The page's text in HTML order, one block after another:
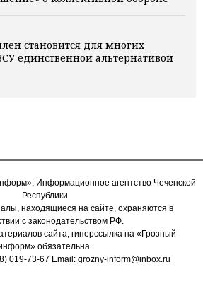
становится для многих
единственной альтернативой
Информационное агентство Чеченской
Республики
находящиеся на сайте, охраняются в
с законодательством РФ.
сайта, гиперссылка на «Грозный-
обязательна.
019-73-67 Email: grozny-inform@inbox.ru